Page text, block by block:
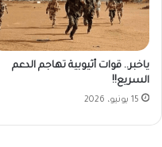
ياخبر.. قوات أثيوبية تهاجم الدعم
السريع!!
15 يونيو، 2026